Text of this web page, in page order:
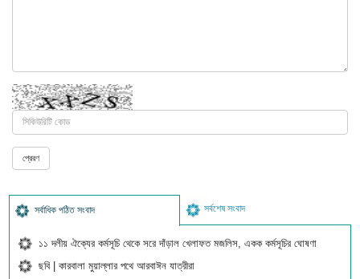
সর্বাধিক পঠিত সংবাদ সর্বশেষ সংবাদ
১১ দলীয় ঐক্যের কর্মসূচি থেকে সরে দাঁড়াল খেলাফত মজলিস, একক কর্মসূচির ঘোষণা
ছবি | কারবালা মুয়াল্লার পথে আরবাঈন যাত্রীরা